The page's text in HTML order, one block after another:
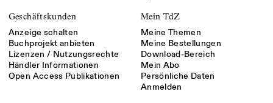
Geschäftskunden
Anzeige schalten
Buchprojekt anbieten
Lizenzen / Nutzungsrechte
Händler Informationen
Open Access Publikationen
Mein TdZ
Meine Themen
Meine Bestellungen
Download-Bereich
Mein Abo
Persönliche Daten
Anmelden